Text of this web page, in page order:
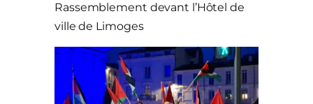
Rassemblement devant l’Hôtel de
ville de Limoges